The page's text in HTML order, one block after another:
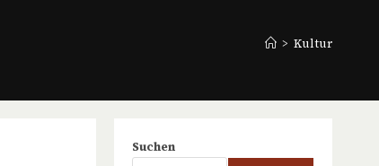
> Kultur
Suchen